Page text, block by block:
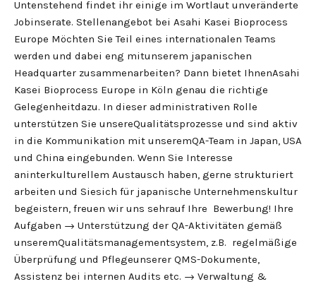
Untenstehend findet ihr einige im Wortlaut unveränderte
Jobinserate. Stellenangebot bei Asahi Kasei Bioprocess
Europe Möchten Sie Teil eines internationalen Teams
werden und dabei eng mitunserem japanischen
Headquarter zusammenarbeiten? Dann bietet IhnenAsahi
Kasei Bioprocess Europe in Köln genau die richtige
Gelegenheitdazu. In dieser administrativen Rolle
unterstützen Sie unsereQualitätsprozesse und sind aktiv
in die Kommunikation mit unseremQA-Team in Japan, USA
und China eingebunden. Wenn Sie Interesse
aninterkulturellem Austausch haben, gerne strukturiert
arbeiten und Siesich für japanische Unternehmenskultur
begeistern, freuen wir uns sehrauf Ihre Bewerbung! Ihre
Aufgaben → Unterstützung der QA-Aktivitäten gemäß
unseremQualitätsmanagementsystem, z.B. regelmäßige
Überprüfung und Pflegeunserer QMS-Dokumente,
Assistenz bei internen Audits etc. → Verwaltung &